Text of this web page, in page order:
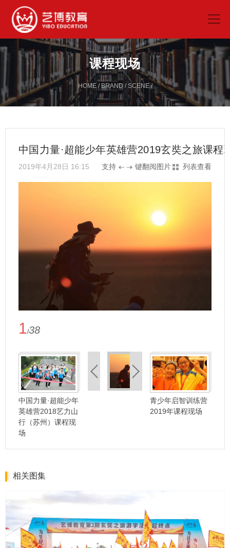
课程现场
HOME/ BRAND/SCENE/
中国力量·超能少年英雄营2019玄奘之旅课程
2019年4月28日 16:15 支持 键翻阅图片 列表查看
1/38
中国力量·超能少年
英雄营2018艺力山
行（苏州）课程现
场
青少年启智训练营
2019年课程现场
相关图集